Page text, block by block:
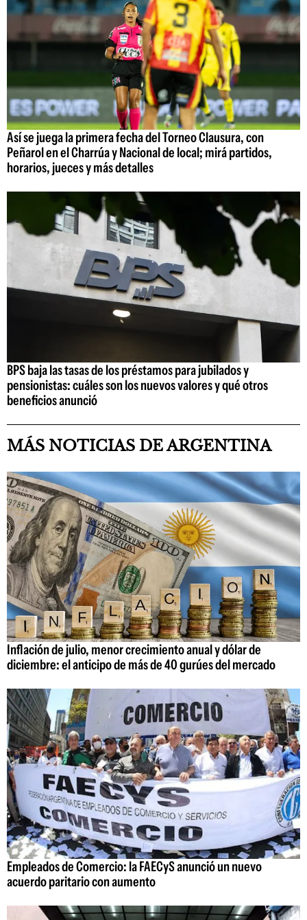
Así se juega la primera fecha del Torneo Clausura, con
Peñarol en el Charrúa y Nacional de local; mirá partidos,
horarios, jueces y más detalles
BPS baja las tasas de los préstamos para jubilados y
pensionistas: cuáles son los nuevos valores y qué otros
beneficios anunció
MÁS NOTICIAS DE ARGENTINA
Inflación de julio, menor crecimiento anual y dólar de
diciembre: el anticipo de más de 40 gurúes del mercado
Empleados de Comercio: la FAECyS anunció un nuevo
acuerdo paritario con aumento